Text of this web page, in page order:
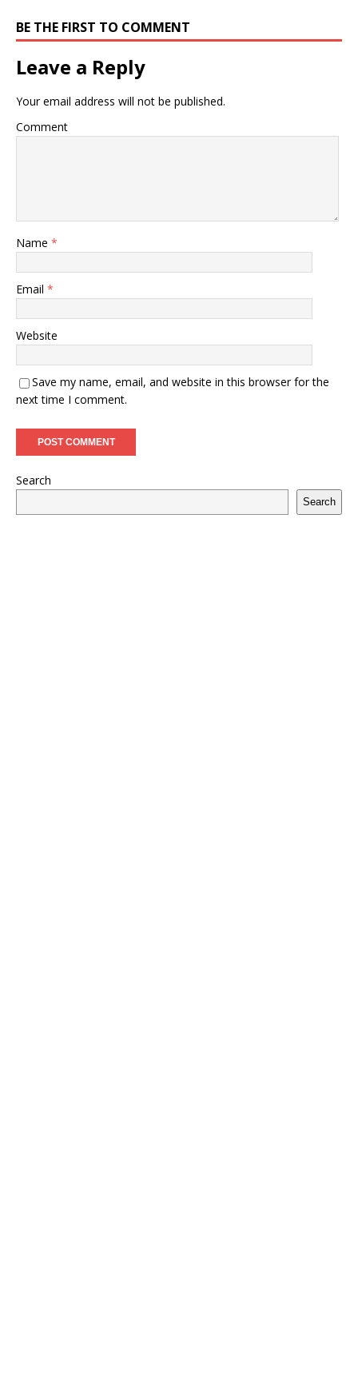
BE THE FIRST TO COMMENT
Leave a Reply
Your email address will not be published.
Comment
Name *
Email *
Website
Save my name, email, and website in this browser for the
next time I comment.
Search
Search